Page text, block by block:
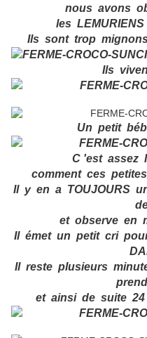
nous avons
les
Ils sont trop
Ils
Un petit
C 'est assez
comment ces
Il y en a TOUJOURS
et observe en
Il émet un petit cri
Il reste plusieurs
et ainsi de suite